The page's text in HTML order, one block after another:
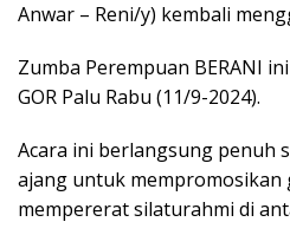
Anwar – Reni/y) kembali
Zumba Perempuan BERANI
GOR Palu Rabu (11/9-2024).
Acara ini berlangsung penuh
ajang untuk mempromosikan
mempererat silaturahmi di